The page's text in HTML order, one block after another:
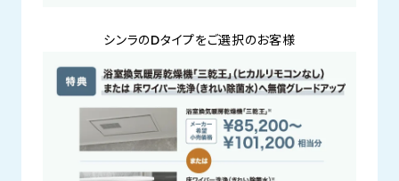
シンラのDタイプをご選択のお客様